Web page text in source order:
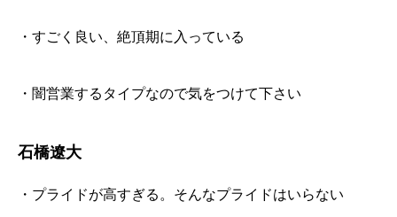
・すごく良い、絶頂期に入っている
・闇営業するタイプなので気をつけて下さい
石橋遼大
・プライドが高すぎる。そんなプライドはいらない